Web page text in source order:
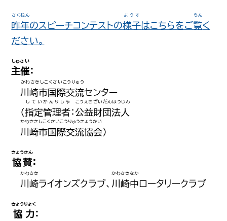
昨年
さくねん
のスピーチコンテストの様子
ようす
はこちらをご覧
らん
く
ださい。
主催
しゅさい
：
川崎市国際交流
かわさきしこくさいこうりゅう
センター
（指定管理者
していかんりしゃ
：公益財団法人
こうえきざいだんほうじん
川崎市国際交流協会
かわさきしこくさいこうりゅうきょうかい
）
協賛
きょうさん
：
川崎
かわさき
ライオンズクラブ、 川崎中
かわさきなか
ロータリークラブ
協力
きょうりょく
：